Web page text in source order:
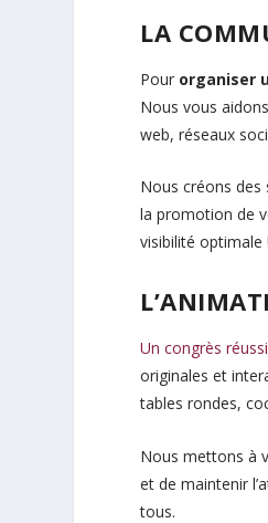
LA
Pour organiser
Nous vous
web, réseaux
Nous créons
la promotion de
visibilité optimale !
Un congrès réussi
originales et
tables rondes,
Nous mettons à
et de maintenir
tous.